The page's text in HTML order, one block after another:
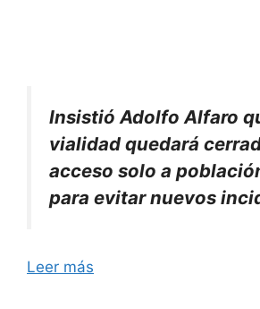
Insistió Adolfo Alfaro
vialidad quedará
acceso solo a
para evitar nuevos
Leer más